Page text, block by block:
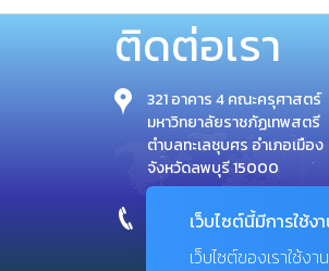
ติดต่อเรา
321 อาคาร 4 คณะครุศาสตร์
มหาวิทยาลัยราชภัฏเทพสตรี
ตำบลทะเลชุบศร อำเภอเมือง
จังหวัดลพบุรี 15000
โทร : 0-3641-1112
โทรสาร : 0-3641-1112
เว็บไซต์นี้มีการใช้ง
เว็บไซต์ของเราใช้